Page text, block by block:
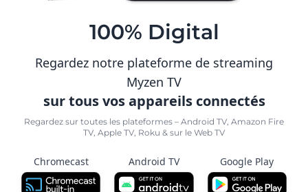
100% Digital
Regardez notre plateforme de streaming
Myzen TV
sur tous vos appareils connectés
Regardez sur toutes les plateformes – Android TV, Amazon Fire
TV, Apple TV, Roku & sur le Web TV
Chromecast Android TV Google Play